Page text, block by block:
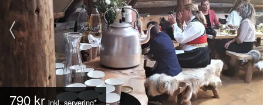
790 kr inkl. servering*